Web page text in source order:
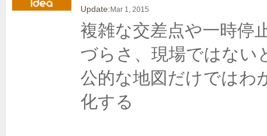
Update: Mar 1, 2015
複雑な交差点や一時停
づらさ、現場ではない
公的な地図だけではわ
化する